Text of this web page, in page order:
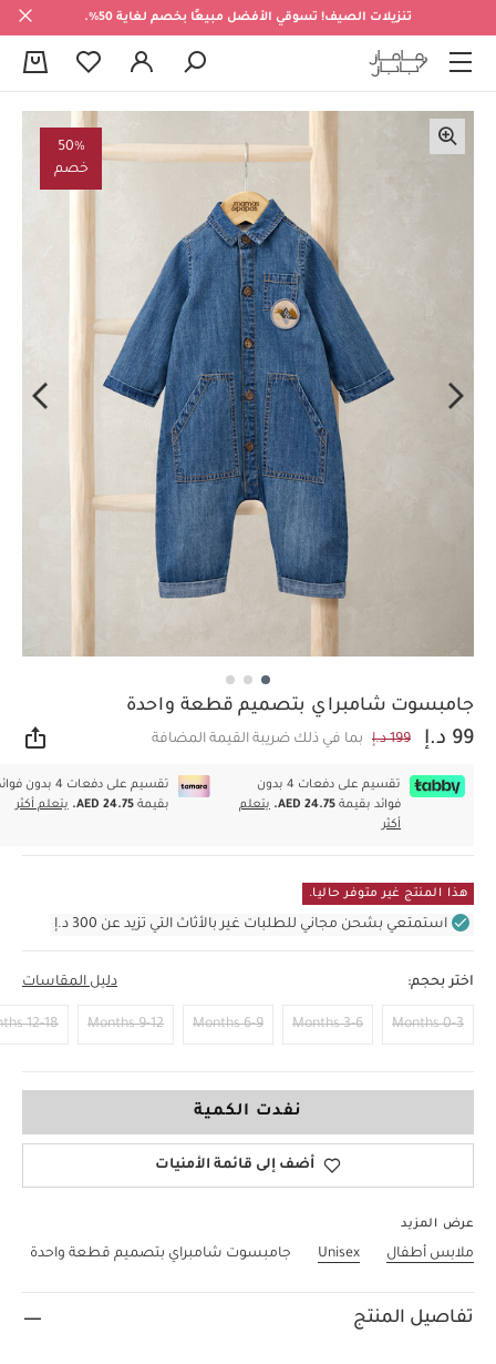
تنزيلات الصيف! تسوقي الأفضل مبيعًا بخصم لغاية 50%.
50%
خصم
جامبسوت شامبراي بتصميم قطعة واحدة
99 د.إ 199 د.إ بما في ذلك ضريبة القيمة المضافة
تقسيم على دفعات 4 بدون
فوائد بقيمة AED 24.75.
يتعلم
أكثر
تقسيم على دفعات 4 بدون
بقيمةAED 24.75. يتعلم أكثر
هذا المنتج غير متوفر حاليا.
استمتعي بشحن مجاني للطلبات غير بالأثاث التي تزيد عن 300 د.إ
اختر بحجم: دليل المقاسات
0-3 Months
3-6 Months
6-9 Months
9-12 Months
12-18 Months
نفدت الكمية
أضف إلى قائمة الأمنيات
عرض المزيد
ملابس أطفال Unisex جامبسوت شامبراي بتصميم قطعة واحدة
تفاصيل المنتج